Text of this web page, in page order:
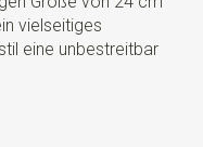
vielseitiges
eine unbestreitbar